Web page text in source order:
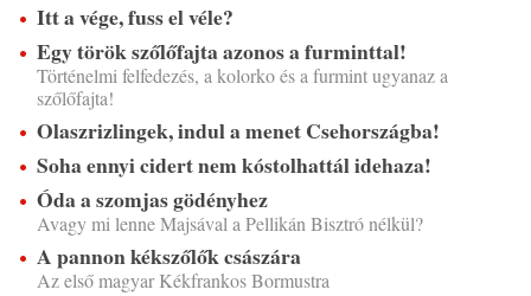
Itt a vége, fuss el véle?
Egy török szőlőfajta azonos a furminttal!
Történelmi felfedezés, a kolorko és a furmint ugyanaz a
szőlőfajta!
Olaszrizlingek, indul a menet Csehországba!
Soha ennyi cidert nem kóstolhattál idehaza!
Óda a szomjas gödényhez
Avagy mi lenne Majsával a Pellikán Bisztró nélkül?
A pannon kékszőlők császára
Az első magyar Kékfrankos Bormustra